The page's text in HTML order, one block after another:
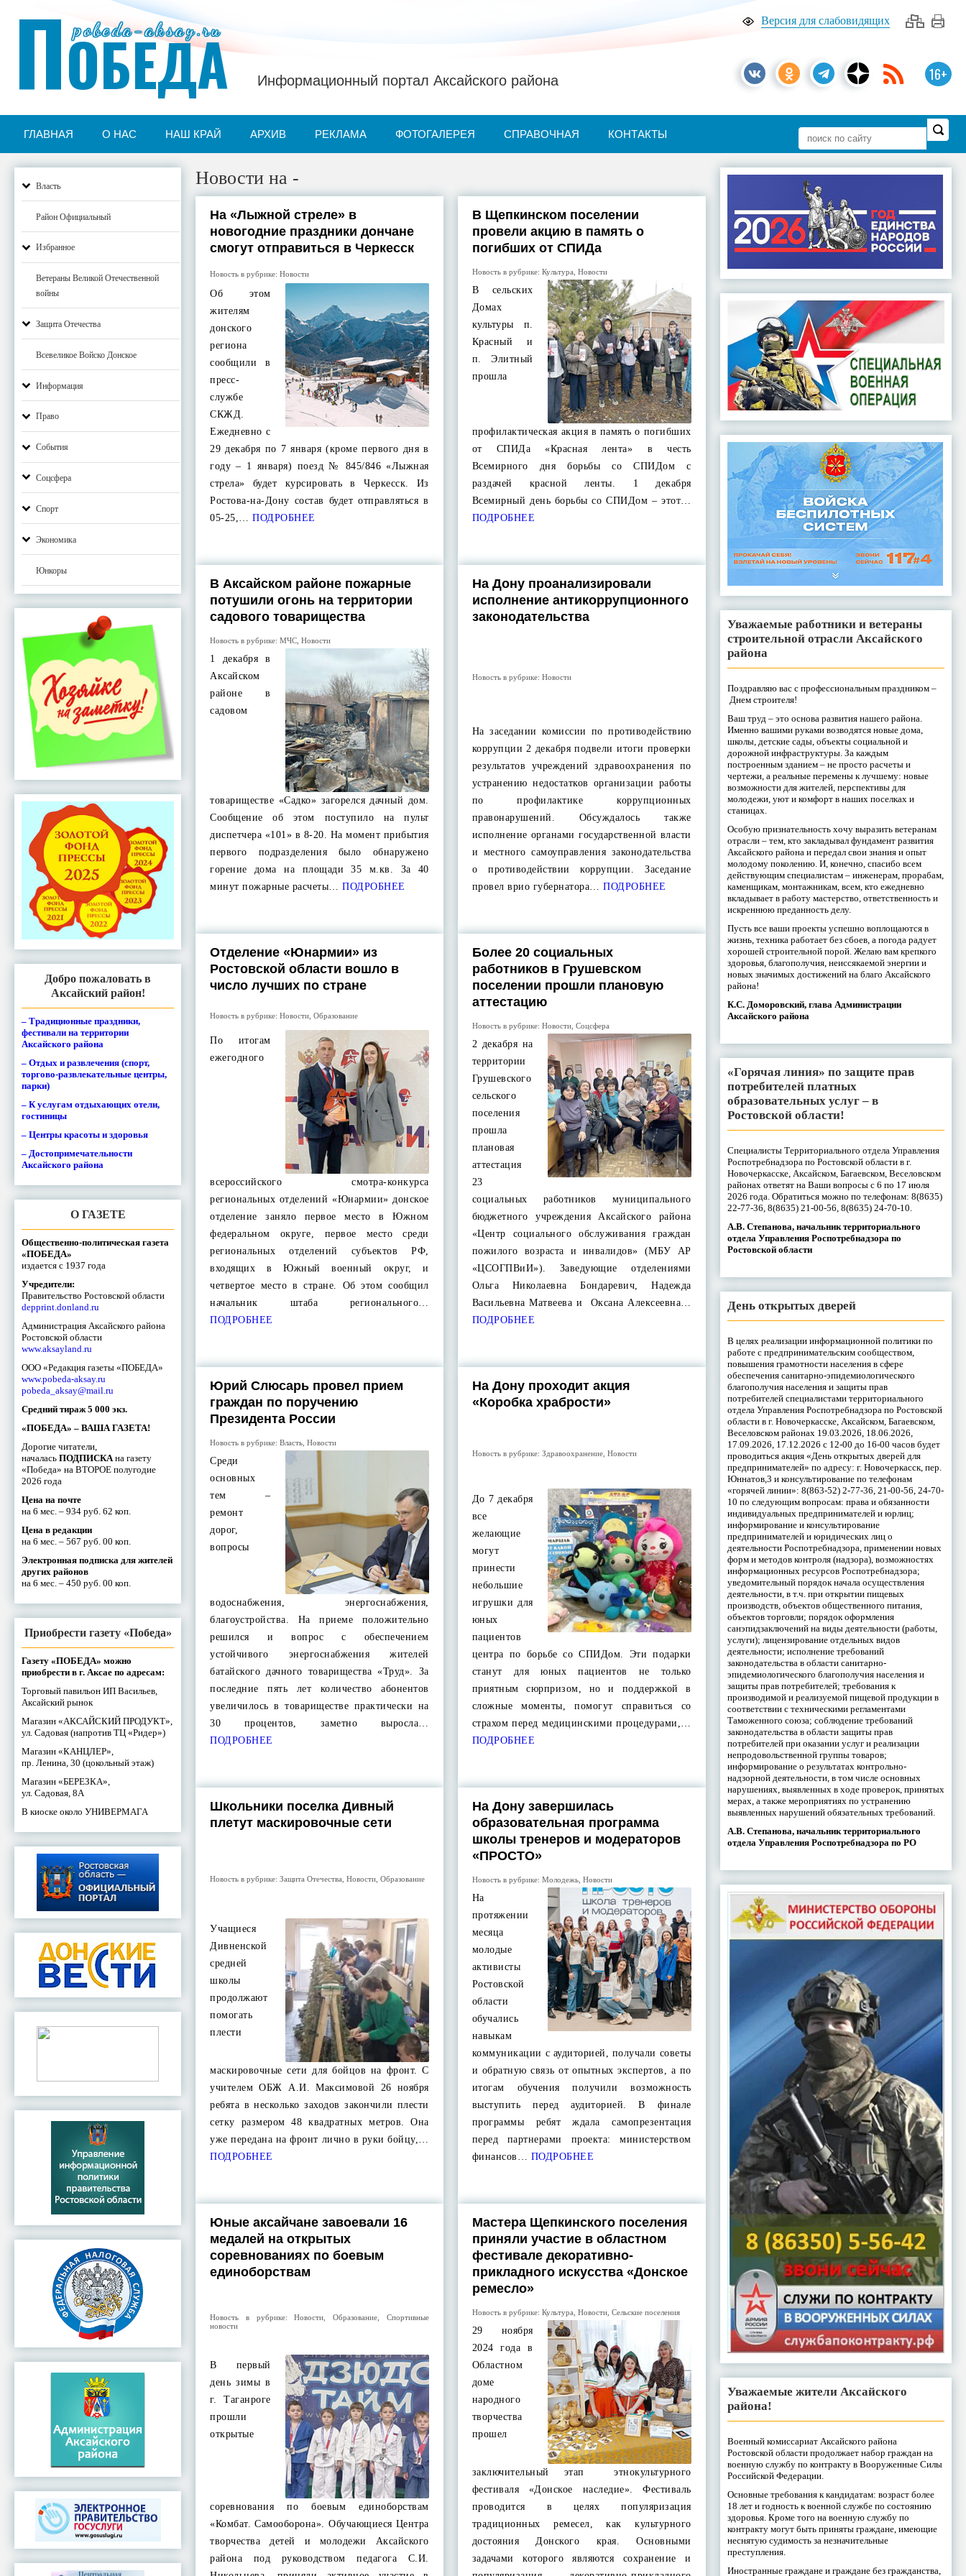
Версия для слабовидящих
16+
pobeda-aksay.ru
ПОБЕДА Информационный портал Аксайского района
ГЛАВНАЯ О НАС НАШ КРАЙ АРХИВ РЕКЛАМА ФОТОГАЛЕРЕЯ СПРАВОЧНАЯ КОНТАКТЫ
Власть
Район Официальный
Избранное
Ветераны Великой Отечественной
войны
Защита Отечества
Всевеликое Войско Донское
Информация
Право
События
Соцсфера
Спорт
Экономика
Юнкоры
Добро пожаловать в
Аксайский район!
– Традиционные праздники,
фестивали на территории
Аксайского района
– Отдых и развлечения (спорт,
торгово-развлекательные центры,
парки)
– К услугам отдыхающих отели,
гостиницы
– Центры красоты и здоровья
– Достопримечательности
Аксайского района
О ГАЗЕТЕ
Общественно-политическая газета
«ПОБЕДА»
издается с 1937 года
Учредители:
Правительство Ростовской области
depprint.donland.ru
Администрация Аксайского района
Ростовской области
www.aksayland.ru
ООО «Редакция газеты «ПОБЕДА»
www.pobeda-aksay.ru
pobeda_aksay@mail.ru
Средний тираж 5 000 экз.
«ПОБЕДА» – ВАША ГАЗЕТА!
Дорогие читатели,
началась ПОДПИСКА на газету
«Победа» на ВТОРОЕ полугодие
2026 года
Цена на почте
на 6 мес. – 934 руб. 62 коп.
Цена в редакции
на 6 мес. – 567 руб. 00 коп.
Электронная подписка для жителей
других районов
на 6 мес. – 450 руб. 00 коп.
Приобрести газету «Победа»
Газету «ПОБЕДА» можно
приобрести в г. Аксае по адресам:
Торговый павильон ИП Васильев,
Аксайский рынок
Магазин «АКСАЙСКИЙ ПРОДУКТ»,
ул. Садовая (напротив ТЦ «Ридер»)
Магазин «КАНЦЛЕР»,
пр. Ленина, 30 (цокольный этаж)
Магазин «БЕРЕЗКА»,
ул. Садовая, 8А
В киоске около УНИВЕРМАГА
Новости на -
На «Лыжной стреле» в
новогодние праздники дончане
смогут отправиться в Черкесск
Новость в рубрике:Новости
Об этом
жителям
донского
региона
сообщили в
пресс-
службе
СКЖД.
Ежедневно с
29 декабря по 7 января (кроме первого дня в
году – 1 января) поезд № 845/846 «Лыжная
стрела» будет курсировать в Черкесск. Из
Ростова-на-Дону состав будет отправляться в
05-25,… ПОДРОБНЕЕ
В Щепкинском поселении
провели акцию в память о
погибших от СПИДа
Новость в рубрике: Культура Новости
В сельских
Домах
культуры п.
Красный и
п. Элитный
прошла
профилактическая акция в память о погибших
от СПИДа «Красная лента» в честь
Всемирного дня борьбы со СПИДом с
раздачей красной ленты. 1 декабря
Всемирный день борьбы со СПИДом – этот…
ПОДРОБНЕЕ
В Аксайском районе пожарные
потушили огонь на территории
садового товарищества
Новость в рубрике:МЧС ,Новости
1 декабря в
Аксайском
районе в
садовом
товариществе «Садко» загорелся дачный дом.
Сообщение об этом поступило на пульт
диспетчера «101» в 8-20. На момент прибытия
первого подразделения было обнаружено
горение дома на площади 35 м.кв. За 40
минут пожарные расчеты… ПОДРОБНЕЕ
На Дону проанализировали
исполнение антикоррупционного
законодательства
Новость в рубрике: Новости
На заседании комиссии по противодействию
коррупции 2 декабря подвели итоги проверки
результатов учреждений здравоохранения по
устранению недостатков организации работы
по профилактике коррупционных
правонарушений. Обсуждалось также
исполнение органами государственной власти
и местного самоуправления законодательства
о противодействии коррупции. Заседание
провел врио губернатора… ПОДРОБНЕЕ
Отделение «Юнармии» из
Ростовской области вошло в
число лучших по стране
Новость в рубрике:Новости ,Образование
По итогам
ежегодного
всероссийского смотра-конкурса
региональных отделений «Юнармии» донское
отделение заняло первое место в Южном
федеральном округе, первое место среди
региональных отделений субъектов РФ,
входящих в Южный военный округ, и
четвертое место в стране. Об этом сообщил
начальник штаба регионального…
ПОДРОБНЕЕ
Более 20 социальных
работников в Грушевском
поселении прошли плановую
аттестацию
Новость в рубрике: Новости, Соцсфера
2 декабря на
территории
Грушевского
сельского
поселения
прошла
плановая
аттестация
23
социальных работников муниципального
бюджетного учреждения Аксайского района
«Центр социального обслуживания граждан
пожилого возраста и инвалидов» (МБУ АР
«ЦСОГПВиИ»). Заведующие отделениями
Ольга Николаевна Бондаревич, Надежда
Васильевна Матвеева и Оксана Алексеевна…
ПОДРОБНЕЕ
Юрий Слюсарь провел прием
граждан по поручению
Президента России
Новость в рубрике:Власть ,Новости
Среди
основных
тем –
ремонт
дорог,
вопросы
водоснабжения, энергоснабжения,
благоустройства. На приеме положительно
решился и вопрос с обеспечением
устойчивого энергоснабжения жителей
батайского дачного товарищества «Труд». За
последние пять лет количество абонентов
увеличилось в товариществе практически на
30 процентов, заметно выросла…
ПОДРОБНЕЕ
На Дону проходит акция
«Коробка храбрости»
Новость в рубрике: Здравоохранение, Новости
До 7 декабря
все
желающие
могут
принести
небольшие
игрушки для
юных
пациентов
центра по борьбе со СПИДом. Эти подарки
станут для юных пациентов не только
приятным сюрпризом, но и поддержкой в
сложные моменты, помогут справиться со
страхом перед медицинскими процедурами,…
ПОДРОБНЕЕ
Школьники поселка Дивный
плетут маскировочные сети
Новость в рубрике:Защита Отечества ,Новости ,Образование
Учащиеся
Дивненской
средней
школы
продолжают
помогать
плести
маскировочные сети для бойцов на фронт. С
учителем ОБЖ А.И. Максимовой 26 ноября
ребята в несколько заходов закончили плести
сетку размером 48 квадратных метров. Она
уже передана на фронт лично в руки бойцу,…
ПОДРОБНЕЕ
На Дону завершилась
образовательная программа
школы тренеров и модераторов
«ПРОСТО»
Новость в рубрике: Молодежь, Новости
На
протяжении
месяца
молодые
активисты
Ростовской
области
обучались
навыкам
коммуникации с аудиторией, получали советы
и обратную связь от опытных экспертов, а по
итогам обучения получили возможность
выступить перед аудиторией. В финале
программы ребят ждала самопрезентация
перед партнерами проекта: министерством
финансов… ПОДРОБНЕЕ
Юные аксайчане завоевали 16
медалей на открытых
соревнованиях по боевым
единоборствам
Новость в рубрике:Новости ,Образование
Спортивные
новости
В первый
день зимы в
г. Таганроге
прошли
открытые
соревнования по боевым единоборствам
«Комбат. Самооборона». Обучающиеся Центра
творчества детей и молодежи Аксайского
района под руководством педагога С.И.
Мастера Щепкинского поселения
приняли участие в областном
фестивале декоративно-
прикладного искусства «Донское
ремесло»
Новость в рубрике: Культура Новости, Сельские поселения
29 ноября
2024 года в
Областном
доме
народного
творчества
прошел
заключительный этап этнокультурного
фестиваля «Донское наследие». Фестиваль
проводится в целях популяризация
традиционных ремесел, как культурного
достояния Донского края. Основными
задачами которого являются сохранение и
Уважаемые работники и ветераны
строительной отрасли Аксайского
района
Поздравляю вас с профессиональным праздником –
Днем строителя!
Ваш труд – это основа развития нашего района.
Именно вашими руками возводятся новые дома,
школы, детские сады, объекты социальной и
дорожной инфраструктуры. За каждым
построенным зданием – не просто расчеты и
чертежи, а реальные перемены к лучшему: новые
возможности для жителей, перспективы для
молодежи, уют и комфорт в наших поселках и
станицах.
Особую признательность хочу выразить ветеранам
отрасли – тем, кто закладывал фундамент развития
Аксайского района и передал свои знания и опыт
молодому поколению. И, конечно, спасибо всем
действующим специалистам – инженерам, прорабам,
каменщикам, монтажникам, всем, кто ежедневно
вкладывает в работу мастерство, ответственность и
искреннюю преданность делу.
Пусть все ваши проекты успешно воплощаются в
жизнь, техника работает без сбоев, а погода радует
хорошей строительной порой. Желаю вам крепкого
здоровья, благополучия, неиссякаемой энергии и
новых значимых достижений на благо Аксайского
района!
К.С. Доморовский, глава Администрации
Аксайского района
«Горячая линия» по защите прав
потребителей платных
образовательных услуг – в
Ростовской области!
Специалисты Территориального отдела Управления
Роспотребнадзора по Ростовской области в г.
Новочеркасске, Аксайском, Багаевском, Веселовском
районах ответят на Ваши вопросы с 6 по 17 июля
2026 года. Обратиться можно по телефонам: 8(8635)
22-77-36, 8(8635) 21-00-56, 8(8635) 24-70-10.
А.В. Степанова, начальник территориального
отдела Управления Роспотребнадзора по
Ростовской области
День открытых дверей
В целях реализации информационной политики по
работе с предпринимательским сообществом,
повышения грамотности населения в сфере
обеспечения санитарно-эпидемиологического
благополучия населения и защиты прав
потребителей специалистами территориального
отдела Управления Роспотребнадзора по Ростовской
области в г. Новочеркасске, Аксайском, Багаевском,
Веселовском районах 19.03.2026, 18.06.2026,
17.09.2026, 17.12.2026 с 12-00 до 16-00 часов будет
проводиться акция «День открытых дверей для
предпринимателей» по адресу: г. Новочеркасск, пер.
Юннатов,3 и консультирование по телефонам
«горячей линии»: 8(863-52) 2-77-36, 21-00-56, 24-70-
10 по следующим вопросам: права и обязанности
индивидуальных предпринимателей и юрлиц;
информирование и консультирование
предпринимателей и юридических лиц о
деятельности Роспотребнадзора, применении новых
форм и методов контроля (надзора), возможностях
информационных ресурсов Роспотребнадзора;
уведомительный порядок начала осуществления
деятельности, в т.ч. при открытии пищевых
производств, объектов общественного питания,
объектов торговли; порядок оформления
санэпидзаключений на виды деятельности (работы,
услуги); лицензирование отдельных видов
деятельности; исполнение требований
законодательства в области санитарно-
эпидемиологического благополучия населения и
защиты прав потребителей; требования к
производимой и реализуемой пищевой продукции в
соответствии с техническими регламентами
Таможенного союза; соблюдение требований
законодательства в области защиты прав
потребителей при оказании услуг и реализации
непродовольственной группы товаров;
информирование о результатах контрольно-
надзорной деятельности, в том числе основных
нарушениях, выявленных в ходе проверок, принятых
мерах, а также мероприятиях по устранению
выявленных нарушений обязательных требований.
А.В. Степанова, начальник территориального
отдела Управления Роспотребнадзора по РО
Уважаемые жители Аксайского
района!
Военный комиссариат Аксайского района
Ростовской области продолжает набор граждан на
военную службу по контракту в Вооруженные Силы
Российской Федерации.
Основные требования к кандидатам: возраст более
18 лет и годность к военной службе по состоянию
здоровья. Кроме того на военную службу по
контракту могут быть приняты граждане, имеющие
неснятую судимость за незначительные
преступления.
Иностранные граждане и граждане без гражданства,